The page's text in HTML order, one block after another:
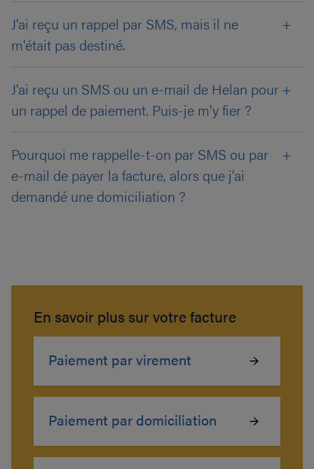
J'ai reçu un rappel par SMS, mais il ne
m'était pas destiné.
J'ai reçu un SMS ou un e-mail de Helan pour
un rappel de paiement. Puis-je m'y fier ?
Pourquoi me rappelle-t-on par SMS ou par
e-mail de payer la facture, alors que j'ai
demandé une domiciliation ?
En savoir plus sur votre facture
Paiement par virement
Paiement par domiciliation